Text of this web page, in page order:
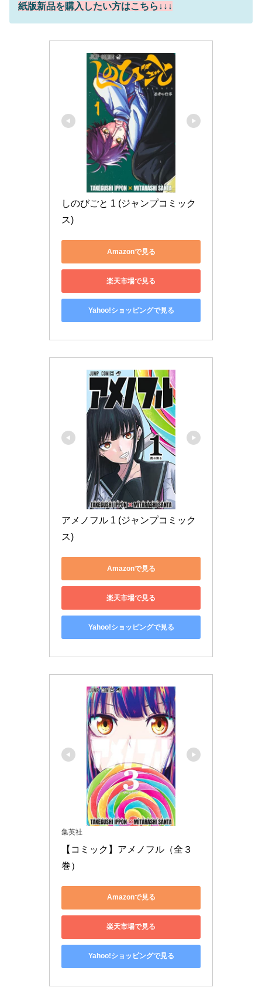
紙版新品を購入したい方はこちら↓↓↓
しのびごと 1 (ジャンプコミック
ス)
Amazonで見る
楽天市場で見る
Yahoo!ショッピングで見る
アメノフル 1 (ジャンプコミック
ス)
Amazonで見る
楽天市場で見る
Yahoo!ショッピングで見る
集英社
【コミック】アメノフル（全３
巻）
Amazonで見る
楽天市場で見る
Yahoo!ショッピングで見る